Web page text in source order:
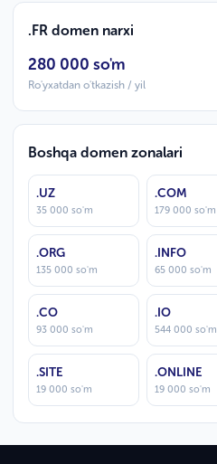
.FR domen narxi
280 000 so'm
Ro'yxatdan o'tkazish / yil
Boshqa domen zonalari
.UZ
35 000 so'm
.COM
179 000 so'm
.ORG
135 000 so'm
.INFO
65 000 so'm
.CO
93 000 so'm
.IO
544 000 so'm
.SITE
19 000 so'm
.ONLINE
19 000 so'm